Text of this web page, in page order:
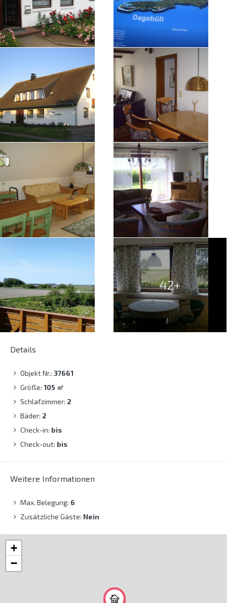
42+
Details
Objekt Nr.: 37661
Größe: 105 ㎡
Schlafzimmer: 2
Bäder: 2
Check-in: bis
Check-out: bis
Weitere Informationen
Max. Belegung: 6
Zusätzliche Gäste: Nein
+
−